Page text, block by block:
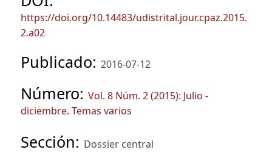
https://doi.org/10.14483/udistrital.jour.cpaz.2015.
2.a02
Publicado: 2016-07-12
Número: Vol. 8 Núm. 2 (2015): Julio -
diciembre. Temas varios
Sección: Dossier central